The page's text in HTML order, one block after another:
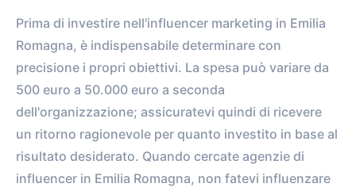
0
0%vs.
ENGAGEMENT RATE
0
Prima di investire nell'influencer marketing in Emilia
Romagna, è indispensabile determinare con
precisione i propri obiettivi. La spesa può variare da
500 euro a 50.000 euro a seconda
dell'organizzazione; assicuratevi quindi di ricevere
un ritorno ragionevole per quanto investito in base al
risultato desiderato. Quando cercate agenzie di
influencer in Emilia Romagna, non fatevi influenzare